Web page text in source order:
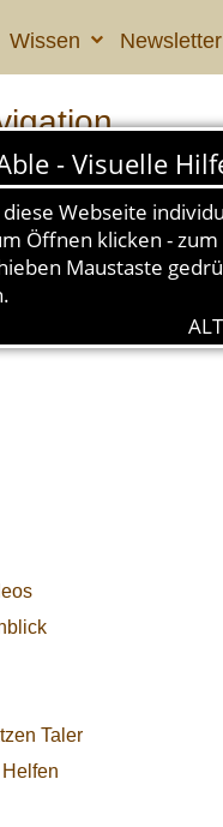
Wissen Newsletter
& Preise
Taler